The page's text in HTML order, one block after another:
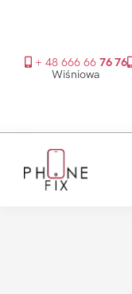
+ 48 666 66 76 76
Wiśniowa
głównego